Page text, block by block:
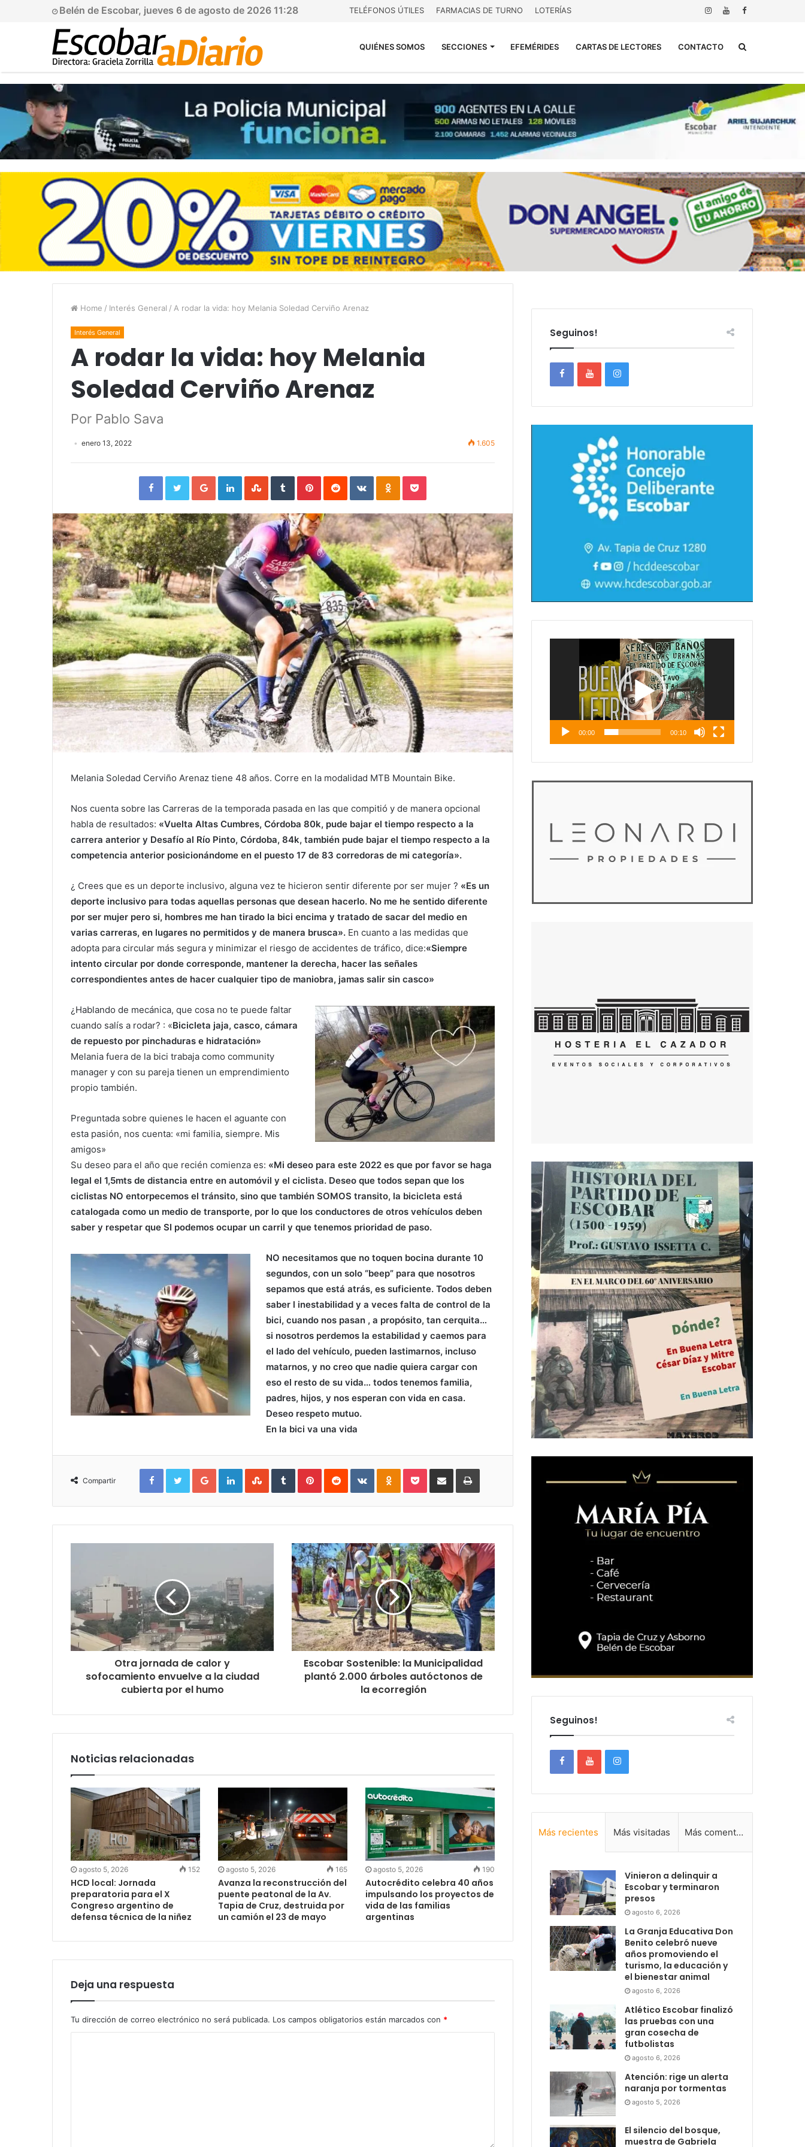
Belén de Escobar, jueves 6 de agosto de 2026 11:28 TELÉFONOS ÚTILES FARMACIAS DE TURNO LOTERÍAS
QUIÉNES SOMOS SECCIONES EFEMÉRIDES CARTAS DE LECTORES CONTACTO
Home / Interés General / A rodar la vida: hoy Melania Soledad Cerviño Arenaz
Interés General
A rodar la vida: hoy Melania
Soledad Cerviño Arenaz
Por Pablo Sava
enero 13, 2022 1.605
FacebookTwitterGoogle+LinkedInStumbleUpon
TumblrPinterestReddit VKontakteOdnoklassniki
Pocket
Melania Soledad Cerviño Arenaz tiene 48 años. Corre en la modalidad MTB Mountain Bike.
Nos cuenta sobre las Carreras de la temporada pasada en las que compitió y de manera opcional
habla de resultados: «Vuelta Altas Cumbres, Córdoba 80k, pude bajar el tiempo respecto a la
carrera anterior y Desafío al Río Pinto, Córdoba, 84k, también pude bajar el tiempo respecto a la
competencia anterior posicionándome en el puesto 17 de 83 corredoras de mi categoría».
¿ Crees que es un deporte inclusivo, alguna vez te hicieron sentir diferente por ser mujer ? «Es un
deporte inclusivo para todas aquellas personas que desean hacerlo. No me he sentido diferente
por ser mujer pero si, hombres me han tirado la bici encima y tratado de sacar del medio en
varias carreras, en lugares no permitidos y de manera brusca». En cuanto a las medidas que
adopta para circular más segura y minimizar el riesgo de accidentes de tráfico, dice:«Siempre
intento circular por donde corresponde, mantener la derecha, hacer las señales
correspondientes antes de hacer cualquier tipo de maniobra, jamas salir sin casco»
¿Hablando de mecánica, que cosa no te puede faltar
cuando salís a rodar? : «Bicicleta jaja, casco, cámara
de repuesto por pinchaduras e hidratación»
Melania fuera de la bici trabaja como community
manager y con su pareja tienen un emprendimiento
propio también.
Preguntada sobre quienes le hacen el aguante con
esta pasión, nos cuenta: «mi familia, siempre. Mis
amigos»
Su deseo para el año que recién comienza es: «Mi deseo para este 2022 es que por favor se haga
legal el 1,5mts de distancia entre en automóvil y el ciclista. Deseo que todos sepan que los
ciclistas NO entorpecemos el tránsito, sino que también SOMOS transito, la bicicleta está
catalogada como un medio de transporte, por lo que los conductores de otros vehículos deben
saber y respetar que SI podemos ocupar un carril y que tenemos prioridad de paso.
NO necesitamos que no toquen bocina durante 10
segundos, con un solo “beep” para que nosotros
sepamos que está atrás, es suficiente. Todos deben
saber l inestabilidad y a veces falta de control de la
bici, cuando nos pasan , a propósito, tan cerquita…
si nosotros perdemos la estabilidad y caemos para
el lado del vehículo, pueden lastimarnos, incluso
matarnos, y no creo que nadie quiera cargar con
eso el resto de su vida… todos tenemos familia,
padres, hijos, y nos esperan con vida en casa.
Deseo respeto mutuo.
En la bici va una vida
Compartir
FacebookTwitterGoogle+LinkedInStumbleUpon
TumblrPinterestReddit VKontakteOdnoklassniki
PocketCompartirImprimir
Otra jornada de calor y
sofocamiento envuelve a la ciudad
cubierta por el humo
Escobar Sostenible: la Municipalidad
plantó 2.000 árboles autóctonos de
la ecorregión
Noticias relacionadas
agosto 5, 2026 152
HCD local: Jornada
preparatoria para el X
Congreso argentino de
defensa técnica de la niñez
agosto 5, 2026 165
Avanza la reconstrucción del
puente peatonal de la Av.
Tapia de Cruz, destruida por
un camión el 23 de mayo
agosto 5, 2026 190
Autocrédito celebra 40 años
impulsando los proyectos de
vida de las familias
argentinas
Deja una respuesta
Tu dirección de correo electrónico no será publicada. Los campos obligatorios están marcados con *
Seguinos!
00:00 00:10
Seguinos!
Más recientes Más visitadas Más comentadas
Vinieron a delinquir a
Escobar y terminaron
presos
agosto 6, 2026
La Granja Educativa Don
Benito celebró nueve
años promoviendo el
turismo, la educación y
el bienestar animal
agosto 6, 2026
Atlético Escobar finalizó
las pruebas con una
gran cosecha de
futbolistas
agosto 6, 2026
Atención: rige un alerta
naranja por tormentas
agosto 5, 2026
El silencio del bosque,
muestra de Gabriela